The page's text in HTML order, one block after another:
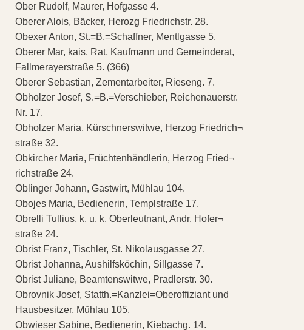
Ober Rudolf, Maurer, Hofgasse 4.
Oberer Alois, Bäcker, Herozg Friedrichstr. 28.
Obexer Anton, St.=B.=Schaffner, Mentlgasse 5.
Oberer Mar, kais. Rat, Kaufmann und Gemeinderat,
Fallmerayerstraße 5. (366)
Oberer Sebastian, Zementarbeiter, Rieseng. 7.
Obholzer Josef, S.=B.=Verschieber, Reichenauerstr.
Nr. 17.
Obholzer Maria, Kürschnerswitwe, Herzog Friedrich¬
straße 32.
Obkircher Maria, Früchtenhändlerin, Herzog Fried¬
richstraße 24.
Oblinger Johann, Gastwirt, Mühlau 104.
Obojes Maria, Bedienerin, Templstraße 17.
Obrelli Tullius, k. u. k. Oberleutnant, Andr. Hofer¬
straße 24.
Obrist Franz, Tischler, St. Nikolausgasse 27.
Obrist Johanna, Aushilfsköchin, Sillgasse 7.
Obrist Juliane, Beamtenswitwe, Pradlerstr. 30.
Obrovnik Josef, Statth.=Kanzlei=Oberoffiziant und
Hausbesitzer, Mühlau 105.
Obwieser Sabine, Bedienerin, Kiebachg. 14.